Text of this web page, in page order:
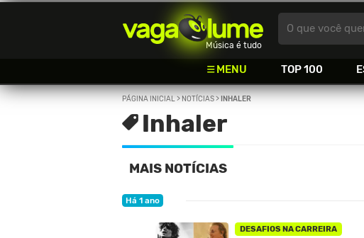
Vagalume
Música é tudo
MENU TOP 100
O que você
PÁGINA INICIAL> NOTÍCIAS> INHALER
Inhaler
MAIS NOTÍCIAS
Há 1 ano
DESAFIOS NA CARREIRA